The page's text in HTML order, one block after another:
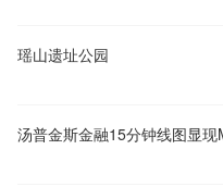
瑶山遗址公园